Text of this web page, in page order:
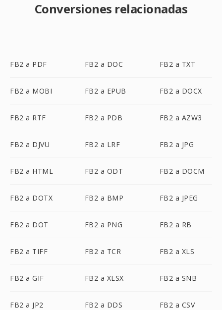
Conversiones relacionadas
FB2 a PDF FB2 a DOC FB2 a TXT
FB2 a MOBI FB2 a EPUB FB2 a DOCX
FB2 a RTF FB2 a PDB FB2 a AZW3
FB2 a DJVU FB2 a LRF FB2 a JPG
FB2 a HTML FB2 a ODT FB2 a DOCM
FB2 a DOTX FB2 a BMP FB2 a JPEG
FB2 a DOT FB2 a PNG FB2 a RB
FB2 a TIFF FB2 a TCR FB2 a XLS
FB2 a GIF FB2 a XLSX FB2 a SNB
FB2 a JP2 FB2 a DDS FB2 a CSV